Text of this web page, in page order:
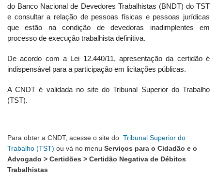
do Banco Nacional de Devedores Trabalhistas (BNDT) do TST
e consultar a relação de pessoas físicas e pessoas jurídicas
que estão na condição de devedoras inadimplentes em
processo de execução trabalhista definitiva.
De acordo com a Lei 12.440/11, apresentação da certidão é
indispensável para a participação em licitações públicas.
A CNDT é validada no site do Tribunal Superior do Trabalho
(TST).
Para obter a CNDT, acesse o site do Tribunal Superior do
Trabalho (TST) ou vá no menu Serviços para o Cidadão e o
Advogado > Certidões > Certidão Negativa de Débitos
Trabalhistas